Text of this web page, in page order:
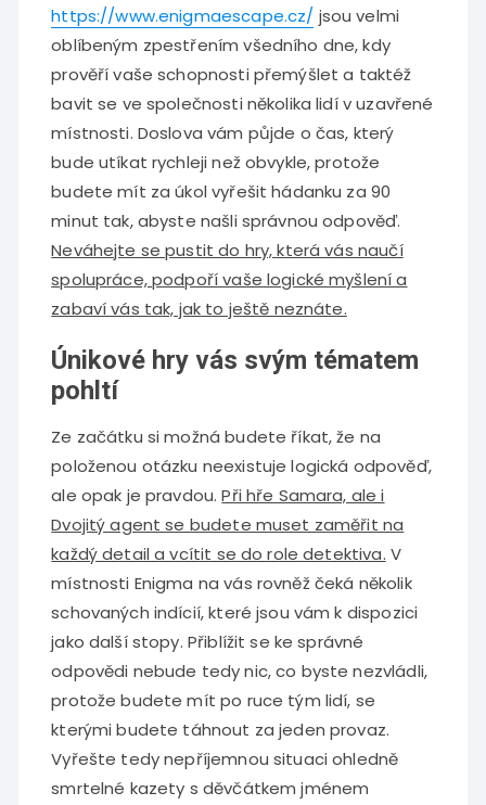
https://www.enigmaescape.cz/ jsou velmi
oblíbeným zpestřením všedního dne, kdy
prověří vaše schopnosti přemýšlet a taktéž
bavit se ve společnosti několika lidí v uzavřené
místnosti. Doslova vám půjde o čas, který
bude utíkat rychleji než obvykle, protože
budete mít za úkol vyřešit hádanku za 90
minut tak, abyste našli správnou odpověď.
Neváhejte se pustit do hry, která vás naučí
spolupráce, podpoří vaše logické myšlení a
zabaví vás tak, jak to ještě neznáte.
Únikové hry vás svým tématem
pohltí
Ze začátku si možná budete říkat, že na
položenou otázku neexistuje logická odpověď,
ale opak je pravdou.Při hře Samara, ale i
Dvojitý agent se budete muset zaměřit na
každý detail a vcítit se do role detektiva. V
místnosti Enigma na vás rovněž čeká několik
schovaných indícií, které jsou vám k dispozici
jako další stopy. Přiblížit se ke správné
odpovědi nebude tedy nic, co byste nezvládli,
protože budete mít po ruce tým lidí, se
kterými budete táhnout za jeden provaz.
Vyřešte tedy nepříjemnou situaci ohledně
smrtelné kazety s děvčátkem jménem